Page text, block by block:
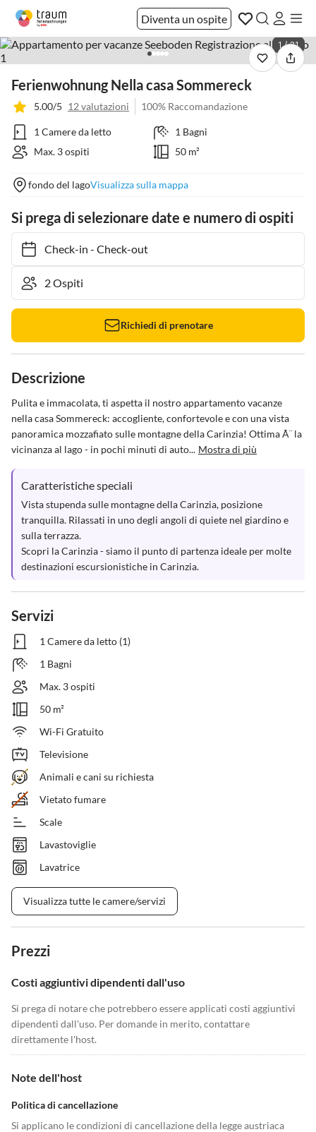
Diventa un ospite
1 / 31
Ferienwohnung Nella casa Sommereck
5.00/5 12 valutazioni 100% Raccomandazione
1 Camere da letto
1 Bagni
Max. 3 ospiti
50 m²
fondo del lagoVisualizza sulla mappa
Si prega di selezionare date e numero di ospiti
Check-in- Check-out
Richiedi di prenotare
Descrizione
Pulita e immacolata, ti aspetta il nostro appartamento vacanze
nella casa Sommereck: accogliente, confortevole e con una vista
panoramica mozzafiato sulle montagne della Carinzia! Ottima Ã¨ la
vicinanza al lago - in pochi minuti di auto... Mostra di più
Caratteristiche speciali
Vista stupenda sulle montagne della Carinzia, posizione
tranquilla. Rilassati in uno degli angoli di quiete nel giardino e
sulla terrazza.
Scopri la Carinzia - siamo il punto di partenza ideale per molte
destinazioni escursionistiche in Carinzia.
Servizi
1 Camere da letto (1)
1 Bagni
Max. 3 ospiti
50 m²
Wi-Fi Gratuito
Televisione
Animali e cani su richiesta
Vietato fumare
Scale
Lavastoviglie
Lavatrice
Visualizza tutte le camere/servizi
Prezzi
Costi aggiuntivi dipendenti dall'uso
Si prega di notare che potrebbero essere applicati costi aggiuntivi
dipendenti dall'uso. Per domande in merito, contattare
direttamente l'host.
Note dell'host
Politica di cancellazione
Si applicano le condizioni di cancellazione della legge austriaca